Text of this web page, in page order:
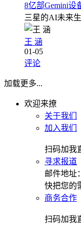
8亿部Gemini设
三星的AI未来
王 涵
01-05
评论
加载更多...
欢迎来撩
关于我们
加入我们
扫码加我
寻求报道
邮件地址
快把您的
商务合作
扫码加我